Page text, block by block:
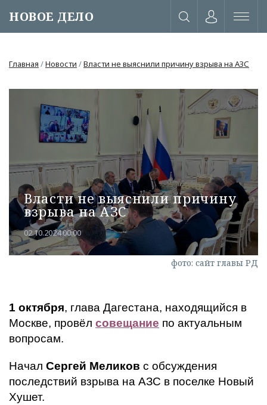
НОВОЕ ДЕЛО
или через соц. сети
Главная /Новости /Власти не выяснили причину взрыва на АЗС
Власти не выяснили причину
взрыва на АЗС
02.10.2024 00:00
фото: сайт главы РД
1 октября, глава Дагестана, находящийся в
Москве, провёл совещание по актуальным
вопросам.
Начал Сергей Меликов с обсуждения
последствий взрыва на АЗС в поселке Новый
Хушет.